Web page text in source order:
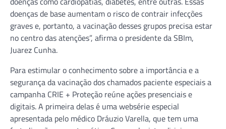
doenças de base aumentam o risco de contrair infecções
graves e, portanto, a vacinação desses grupos precisa estar
no centro das atenções”, afirma o presidente da SBIm,
Juarez Cunha.
Para estimular o conhecimento sobre a importância e a
segurança da vacinação dos chamados paciente especiais a
campanha CRIE + Proteção reúne ações presenciais e
digitais. A primeira delas é uma websérie especial
apresentada pelo médico Dráuzio Varella, que tem uma